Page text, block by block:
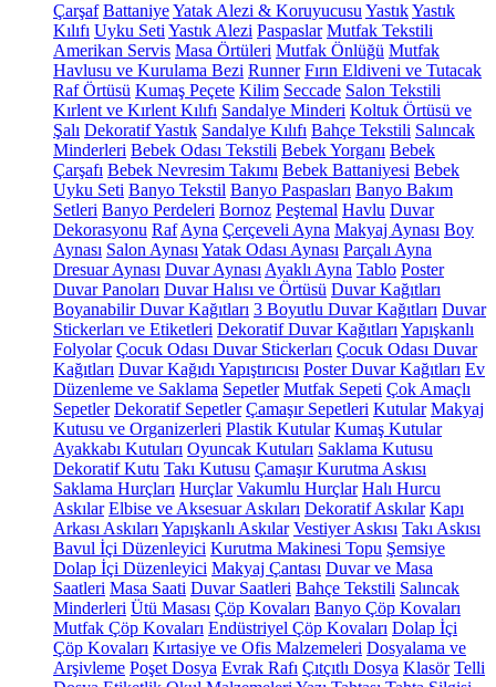
Çarşaf BattaniyeYatak Alezi & Koruyucusu YastıkYastık
Kılıfı Uyku Seti Yastık Alezi Paspaslar Mutfak Tekstili
Amerikan Servis Masa Örtüleri Mutfak Önlüğü Mutfak
Havlusu ve Kurulama Bezi Runner Fırın Eldiveni ve Tutacak
Raf Örtüsü Kumaş Peçete Kilim Seccade Salon Tekstili
Kırlent ve Kırlent Kılıfı Sandalye Minderi Koltuk Örtüsü ve
Şalı Dekoratif Yastık Sandalye Kılıfı Bahçe Tekstili Salıncak
Minderleri Bebek Odası Tekstili Bebek Yorganı Bebek
Çarşafı Bebek Nevresim Takımı Bebek Battaniyesi Bebek
Uyku Seti Banyo Tekstil Banyo Paspasları Banyo Bakım
Setleri Banyo Perdeleri Bornoz Peştemal Havlu Duvar
Dekorasyonu Raf Ayna Çerçeveli Ayna Makyaj Aynası Boy
Aynası Salon Aynası Yatak Odası Aynası Parçalı Ayna
Dresuar Aynası Duvar Aynası Ayaklı Ayna Tablo Poster
Duvar Panoları Duvar Halısı ve Örtüsü Duvar Kağıtları
Boyanabilir Duvar Kağıtları 3 Boyutlu Duvar Kağıtları Duvar
Stickerları ve Etiketleri Dekoratif Duvar Kağıtları Yapışkanlı
Folyolar Çocuk Odası Duvar Stickerları Çocuk Odası Duvar
Kağıtları Duvar Kağıdı Yapıştırıcısı Poster Duvar Kağıtları Ev
Düzenleme ve Saklama Sepetler Mutfak Sepeti Çok Amaçlı
Sepetler Dekoratif Sepetler Çamaşır Sepetleri Kutular Makyaj
Kutusu ve Organizerleri Plastik Kutular Kumaş Kutular
Ayakkabı Kutuları Oyuncak Kutuları Saklama Kutusu
Dekoratif Kutu Takı Kutusu Çamaşır Kurutma Askısı
Saklama Hurçları Hurçlar Vakumlu Hurçlar Halı Hurcu
Askılar Elbise ve Aksesuar Askıları Dekoratif Askılar Kapı
Arkası Askıları Yapışkanlı Askılar Vestiyer Askısı Takı Askısı
Bavul İçi Düzenleyici Kurutma Makinesi Topu Şemsiye
Dolap İçi Düzenleyici Makyaj Çantası Duvar ve Masa
Saatleri Masa Saati Duvar Saatleri Bahçe Tekstili Salıncak
Minderleri Ütü Masası Çöp Kovaları Banyo Çöp Kovaları
Mutfak Çöp Kovaları Endüstriyel Çöp Kovaları Dolap İçi
Çöp Kovaları Kırtasiye ve Ofis Malzemeleri Dosyalama ve
Arşivleme Poşet Dosya Evrak Rafı Çıtçıtlı Dosya Klasör Telli